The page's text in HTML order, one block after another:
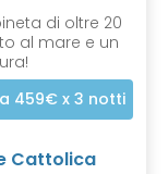
di oltre 20
al mare e un
459€ x 3 notti
Cattolica